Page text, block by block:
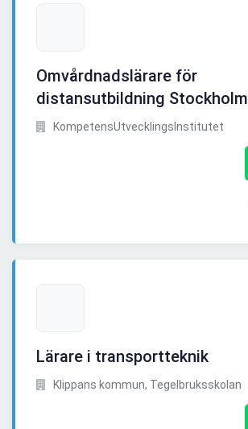
Omvårdnadslärare för
distansutbildning Stockholm
KompetensUtvecklingsInstitutet
Lärare i transportteknik
Klippans kommun, Tegelbruksskolan